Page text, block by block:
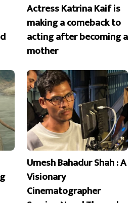
Actress Katrina Kaif is
making a comeback to
acting after becoming a
mother
Umesh Bahadur Shah : A
Visionary
Cinematographer